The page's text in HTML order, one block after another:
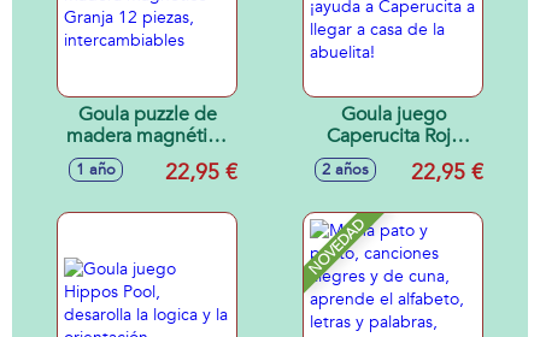
Goula puzzle de
madera magnético
Granja 12 piezas,
intercambiables
1 año 22,95 €
Goula juego
Caperucita Roja
¡ayuda a Caperucita
a llegar a casa de la
2 años 22,95 €
NOVEDAD